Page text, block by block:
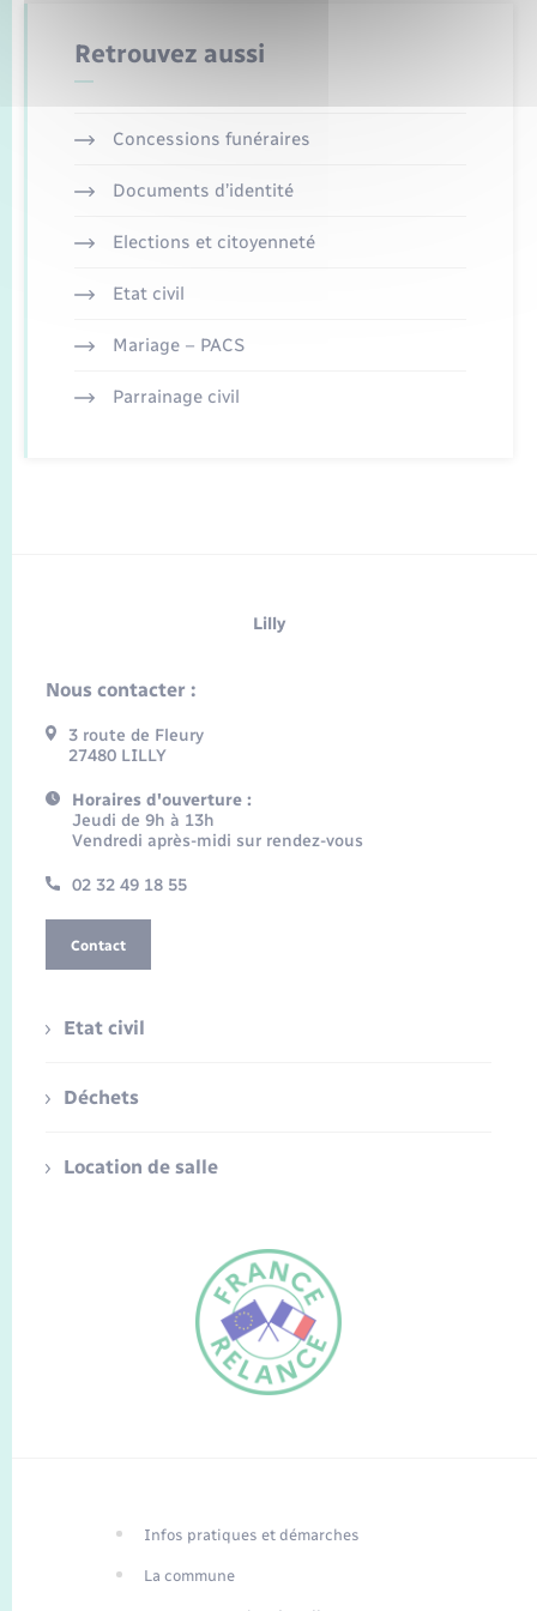
Traduction du
Retrouvez aussi
Concessions funéraires
Documents d’identité
Elections et citoyenneté
Etat civil
Mariage – PACS
Parrainage civil
Lilly
Nous contacter :
3 route de Fleury
27480 LILLY
Horaires d'ouverture :
Jeudi de 9h à 13h
Vendredi après-midi sur rendez-vous
02 32 49 18 55
Contact
Etat civil
Déchets
Location de salle
Infos pratiques et démarches
La commune